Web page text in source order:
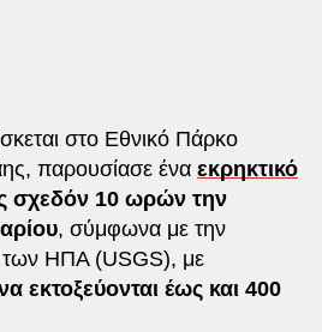
στο Εθνικό Πάρκο
παρουσίασε ένα εκρηκτικό
σχεδόν 10 ωρών την
, σύμφωνα με την
των ΗΠΑ (USGS), με
εκτοξεύονται έως και 400